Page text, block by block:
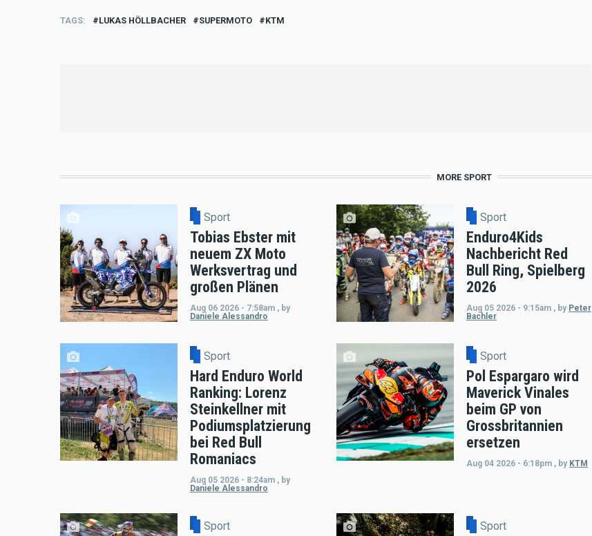
TAGS LUKAS HÖLLBACHER SUPERMOTO KTM
MORE SPORT
Sport
Tobias Ebster mit
neuem ZX Moto
Werksvertrag und
großen Plänen
Aug 06 2026 - 7:58am , by
Daniele Alessandro
Sport
Enduro4Kids
Nachbericht Red
Bull Ring, Spielberg
2026
Aug 05 2026 - 9:15am , by Peter
Bachler
Sport
Hard Enduro World
Ranking: Lorenz
Steinkellner mit
Podiumsplatzierung
bei Red Bull
Romaniacs
Aug 05 2026 - 8:24am , by
Daniele Alessandro
Sport
Pol Espargaro wird
Maverick Vinales
beim GP von
Grossbritannien
ersetzen
Aug 04 2026 - 6:18pm , by KTM
Sport Sport